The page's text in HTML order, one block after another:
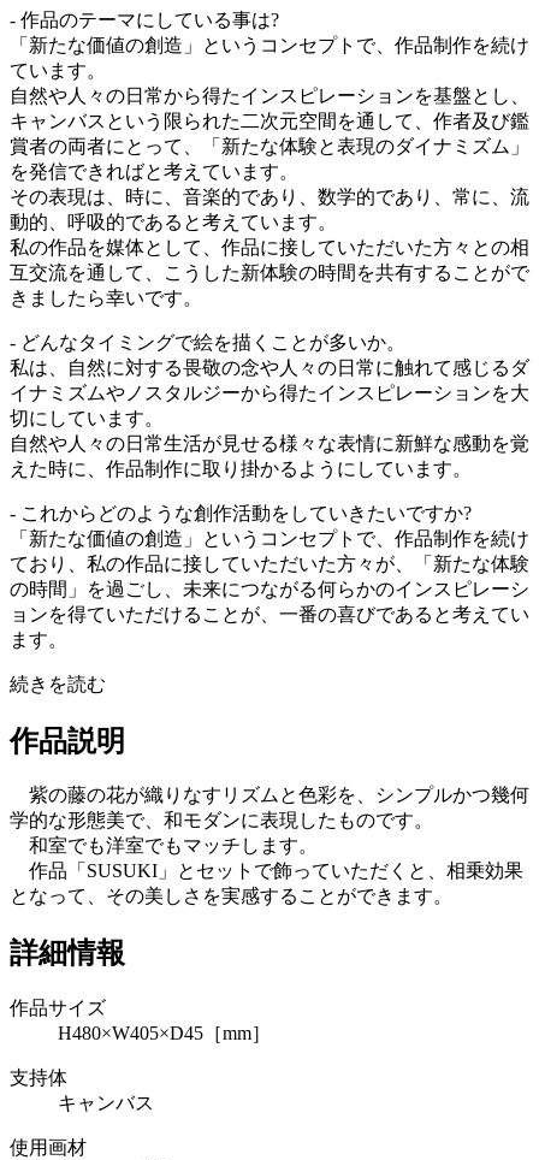
- 作品のテーマにしている事は?
「新たな価値の創造」というコンセプトで、作品制作を続け
ています。
自然や人々の日常から得たインスピレーションを基盤とし、
キャンバスという限られた二次元空間を通して、作者及び鑑
賞者の両者にとって、「新たな体験と表現のダイナミズム」
を発信できればと考えています。
その表現は、時に、音楽的であり、数学的であり、常に、流
動的、呼吸的であると考えています。
私の作品を媒体として、作品に接していただいた方々との相
互交流を通して、こうした新体験の時間を共有することがで
きましたら幸いです。
- どんなタイミングで絵を描くことが多いか。
私は、自然に対する畏敬の念や人々の日常に触れて感じるダ
イナミズムやノスタルジーから得たインスピレーションを大
切にしています。
自然や人々の日常生活が見せる様々な表情に新鮮な感動を覚
えた時に、作品制作に取り掛かるようにしています。
- これからどのような創作活動をしていきたいですか?
「新たな価値の創造」というコンセプトで、作品制作を続け
ており、私の作品に接していただいた方々が、「新たな体験
の時間」を過ごし、未来につながる何らかのインスピレーシ
ョンを得ていただけることが、一番の喜びであると考えてい
ます。
続きを読む
作品説明
紫の藤の花が織りなすリズムと色彩を、シンプルかつ幾何
学的な形態美で、和モダンに表現したものです。
和室でも洋室でもマッチします。
作品「SUSUKI」とセットで飾っていただくと、相乗効果
となって、その美しさを実感することができます。
詳細情報
作品サイズ
H480×W405×D45［mm］
支持体
キャンバス
使用画材